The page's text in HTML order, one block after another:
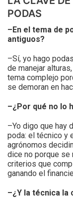
PODAS
–En el tema de
antiguos?
–Sí, yo hago
de manejar
tema complejo
se demoran en
–¿Por qué no lo
–Yo digo que hay
poda: el técnico y
agrónomos
dice no porque se
criterios que
ganando el
–¿Y la técnica la